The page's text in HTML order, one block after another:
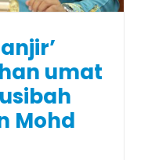
umat
Mohd